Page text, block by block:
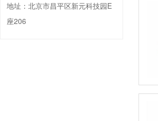
地址： 北京市昌平区新元科技园E
座206